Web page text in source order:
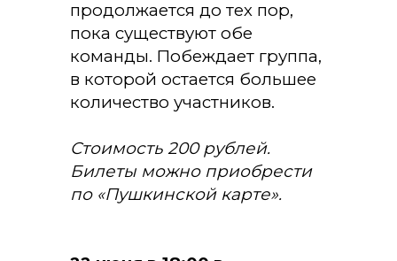
продолжается до тех пор,
пока существуют обе
команды. Побеждает группа,
в которой остается большее
количество участников.
Стоимость 200 рублей.
Билеты можно приобрести
по «Пушкинской карте».